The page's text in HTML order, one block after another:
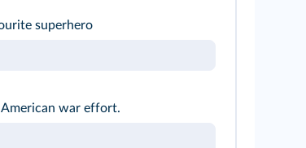
superhero
American war effort.